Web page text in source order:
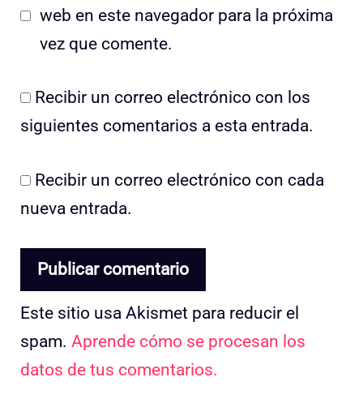
web en este navegador para la próxima
vez que comente.
Recibir un correo electrónico con los
siguientes comentarios a esta entrada.
Recibir un correo electrónico con cada
nueva entrada.
Este sitio usa Akismet para reducir el
spam. Aprende cómo se procesan los
datos de tus comentarios.